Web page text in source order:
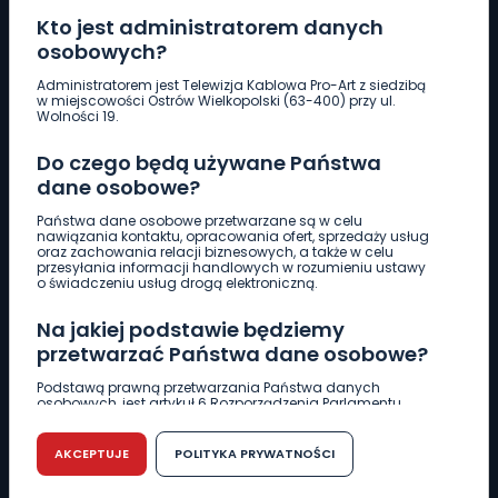
Kto jest administratorem danych
osobowych?
Administratorem jest Telewizja Kablowa Pro-Art z siedzibą
w miejscowości Ostrów Wielkopolski (63-400) przy ul.
Wolności 19.
Do czego będą używane Państwa
dane osobowe?
Państwa dane osobowe przetwarzane są w celu
nawiązania kontaktu, opracowania ofert, sprzedaży usług
oraz zachowania relacji biznesowych, a także w celu
przesyłania informacji handlowych w rozumieniu ustawy
o świadczeniu usług drogą elektroniczną.
Na jakiej podstawie będziemy
przetwarzać Państwa dane osobowe?
Podstawą prawną przetwarzania Państwa danych
osobowych, jest artykuł 6 Rozporządzenia Parlamentu
r. w sprawie ochrony osób fizycznych w związku z
przetwarzaniem danych osobowych w sprawie
swobodnego przepływu takich danych oraz uchylenia
dyrektywy 95/46/WE (RODO).
AKCEPTUJE POLITYKA PRYWATNOŚCI
Pobierz logotyp
661 997 997
REDAKCJA
62 735 22 22redakcja@wlkp24.info
DZIAŁ REKLAMY
62 735 01 85 reklama@wlkp24.info
WIADOMOŚCI
CIEKAWOSTKI